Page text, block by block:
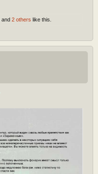
and 2 others like this.